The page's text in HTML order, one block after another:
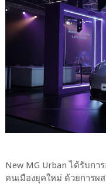
New MG Urban ได้รับก
คนเมืองยุคใหม่ ด้วยการผ